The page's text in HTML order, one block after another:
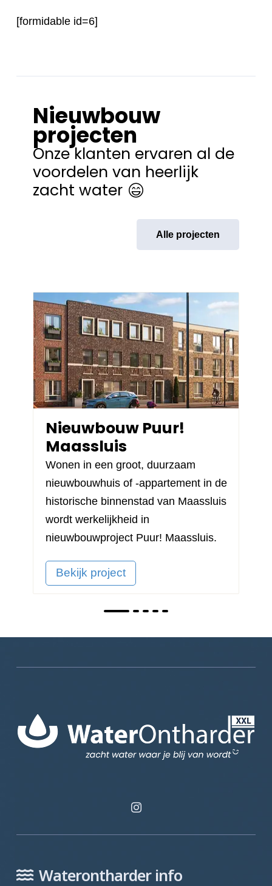
[formidable id=6]
Nieuwbouw
projecten
Onze klanten ervaren al de
voordelen van heerlijk
zacht water
Alle projecten
Nieuwbouw Puur!
Maassluis
Wonen in een groot, duurzaam
nieuwbouwhuis of -appartement in de
historische binnenstad van Maassluis
wordt werkelijkheid in
nieuwbouwproject Puur! Maassluis.
Bekijk project
Waterontharder info